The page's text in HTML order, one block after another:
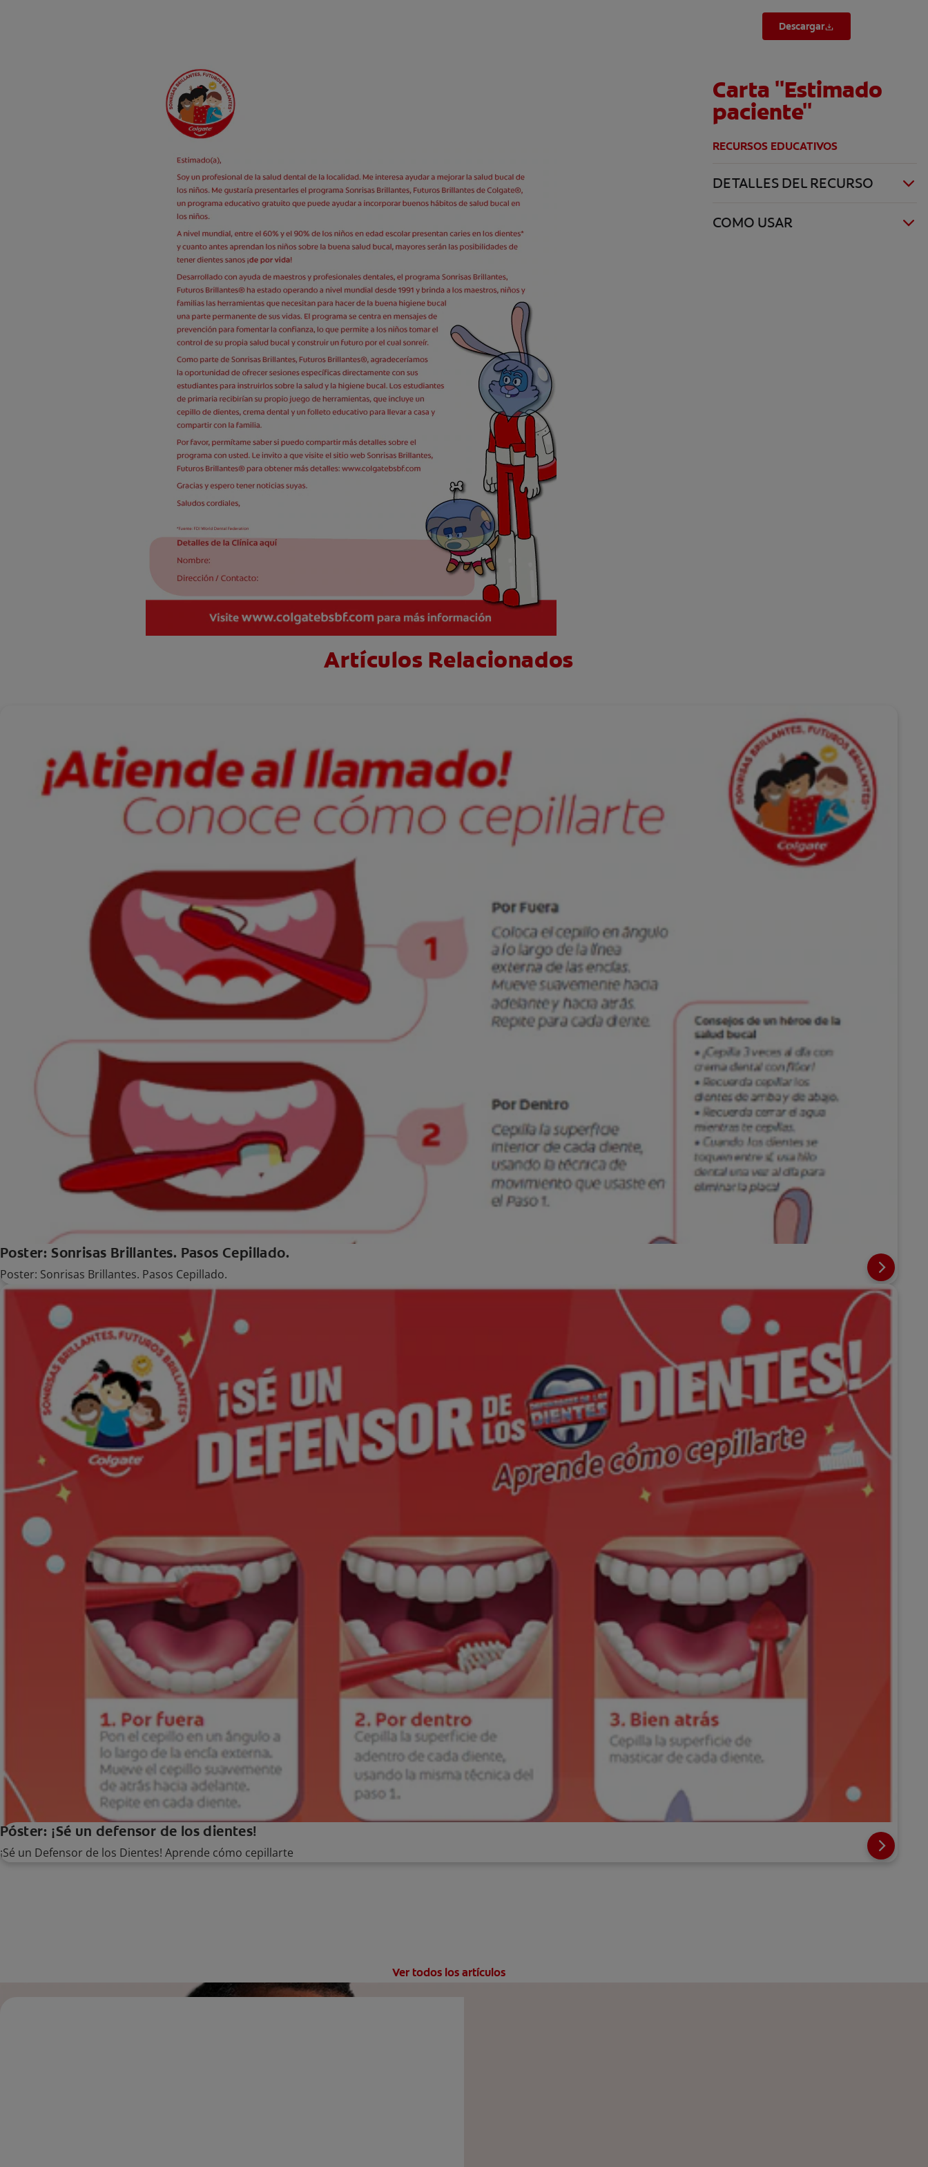
Descargar
Carta "Estimado
paciente"
RECURSOS EDUCATIVOS
DETALLES DEL RECURSO
COMO USAR
Artículos Relacionados
Poster: Sonrisas Brillantes. Pasos Cepillado.
Poster: Sonrisas Brillantes. Pasos Cepillado.
Póster: ¡Sé un defensor de los dientes!
¡Sé un Defensor de los Dientes! Aprende cómo cepillarte
Ver todos los artículos